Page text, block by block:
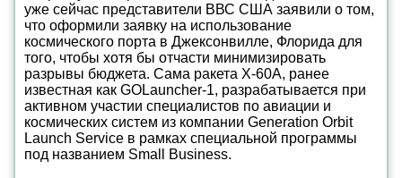
уже сейчас представители ВВС США заявили о том,
что оформили заявку на использование
космического порта в Джексонвилле, Флорида для
того, чтобы хотя бы отчасти минимизировать
разрывы бюджета. Сама ракета X-60A, ранее
известная как GOLauncher-1, разрабатывается при
активном участии специалистов по авиации и
космических систем из компании Generation Orbit
Launch Service в рамках специальной программы
под названием Small Business.